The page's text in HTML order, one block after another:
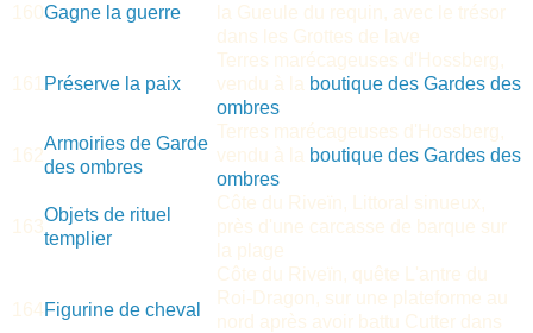
160Gagne la guerre
la Gueule du requin, avec le trésor
dans les Grottes de lave
161 Préserve la paix
Terres marécageuses d'Hossberg,
vendu à la boutique des Gardes des
ombres
162
Armoiries de Garde
des ombres
Terres marécageuses d'Hossberg,
vendu à la boutique des Gardes des
ombres
163
Objets de rituel
templier
Côte du Riveïn, Littoral sinueux,
près d'une carcasse de barque sur
la plage
164Figurine de cheval
Côte du Riveïn, quête L'antre du
Roi-Dragon, sur une plateforme au
nord après avoir battu Cutter dans